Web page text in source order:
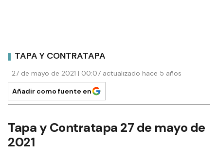
TAPA Y CONTRATAPA
27 de mayo de 2021 | 00:07 actualizado hace 5 años
Añadir como fuente en
Tapa y Contratapa 27 de mayo de
2021